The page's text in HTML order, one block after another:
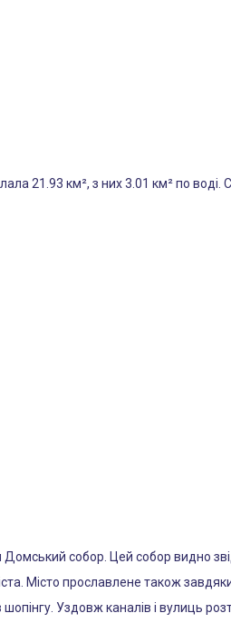
21.93 км², з них 3.01 км² по воді.
собор. Цей собор видно
Місто прославлене також
Уздовж каналів і вулиць